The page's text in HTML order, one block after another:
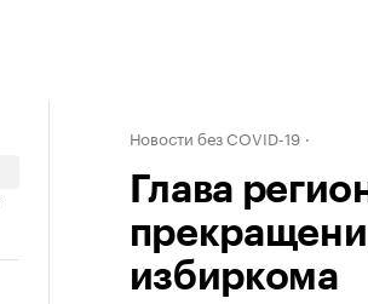
Новости без COVID-19
Глава
избиркома